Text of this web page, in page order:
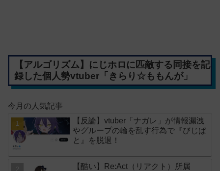
【アルゴリズム】にじホロに匹敵する同接を記
録した個人勢vtuber「きらり☆ももんが」
今月の人気記事
【反論】vtuber「ナガレ」が情報漏洩
やグループの輪を乱す行為で『びじぱ
と』を脱退！
【酷い】Re:Act（リアクト）所属